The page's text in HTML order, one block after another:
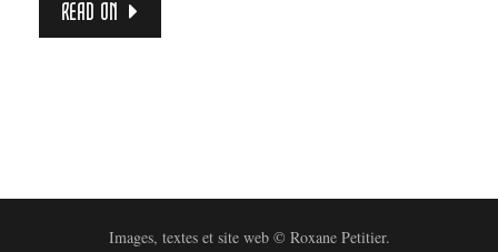
READ ON
Images, textes et site web © Roxane Petitier.